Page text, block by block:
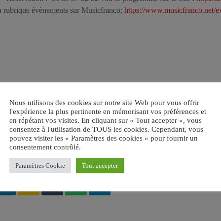
rubrique évènements sur Musicfranco: https://www.musicfranco.net/
FRANCE ROCK AND ROLL
Nous utilisons des cookies sur notre site Web pour vous offrir
l'expérience la plus pertinente en mémorisant vos préférences et
en répétant vos visites. En cliquant sur « Tout accepter », vous
consentez à l'utilisation de TOUS les cookies. Cependant, vous
pouvez visiter les « Paramètres des cookies » pour fournir un
consentement contrôlé.
Paramètres Cookie Tout accepter